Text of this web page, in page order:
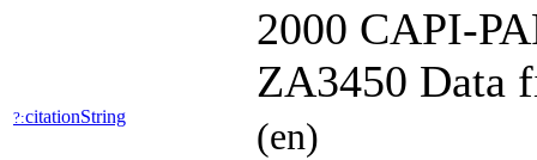
?:citationString
2000 CAPI-
ZA3450 Data
(en)